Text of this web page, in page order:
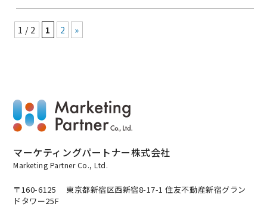
1 / 2 1 2 »
マーケティングパートナー株式会社
Marketing Partner Co., Ltd.
〒160-6125
東京都新宿区西新宿8-17-1 住友不動産新宿グラン
ドタワー25F